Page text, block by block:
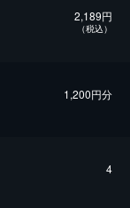
2,189円
（税込）
1,200円分
4